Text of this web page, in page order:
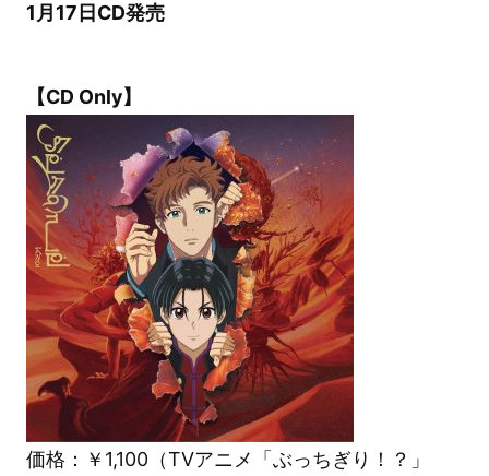
1月17日CD発売
【CD Only】
価格：￥1,100（TVアニメ「ぶっちぎり！？」